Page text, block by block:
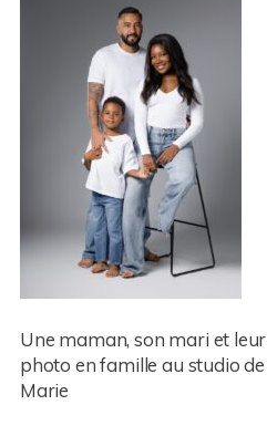
Une maman, son mari et
photo en famille au studio
Marie